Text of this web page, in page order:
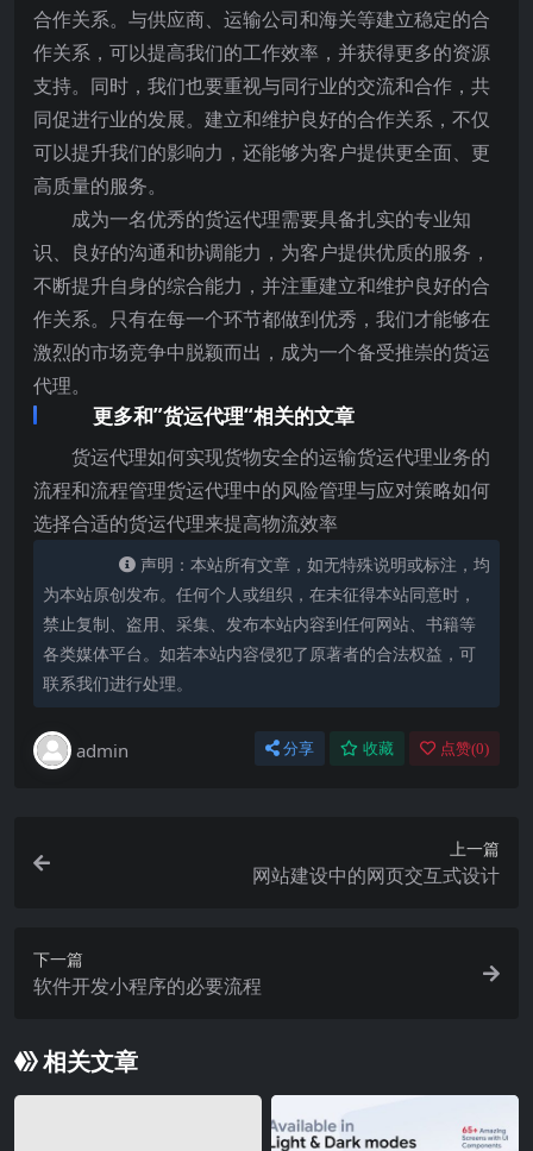
合作关系。与供应商、运输公司和海关等建立稳定的合
作关系，可以提高我们的工作效率，并获得更多的资源
支持。同时，我们也要重视与同行业的交流和合作，共
同促进行业的发展。建立和维护良好的合作关系，不仅
可以提升我们的影响力，还能够为客户提供更全面、更
高质量的服务。
成为一名优秀的货运代理需要具备扎实的专业知
识、良好的沟通和协调能力，为客户提供优质的服务，
不断提升自身的综合能力，并注重建立和维护良好的合
作关系。只有在每一个环节都做到优秀，我们才能够在
激烈的市场竞争中脱颖而出，成为一个备受推崇的货运
代理。
更多和”货运代理“相关的文章
货运代理如何实现货物安全的运输货运代理业务的
流程和流程管理货运代理中的风险管理与应对策略如何
选择合适的货运代理来提高物流效率
声明：本站所有文章，如无特殊说明或标注，均
为本站原创发布。任何个人或组织，在未征得本站同意时，
禁止复制、盗用、采集、发布本站内容到任何网站、书籍等
各类媒体平台。如若本站内容侵犯了原著者的合法权益，可
联系我们进行处理。
admin 分享 收藏 点赞(0)
上一篇
网站建设中的网页交互式设计
下一篇
软件开发小程序的必要流程
相关文章